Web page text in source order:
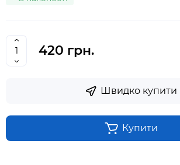
420 грн.
Швидко купити
Купити